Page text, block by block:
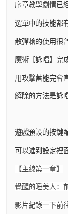
序章教學劇情已
選單中的技能都
散彈槍的使用很
魔術【詠唱】完
用攻擊蓄能完會
解除的方法是詠
遊戲預設的按鍵
可以進到設定裡
【主線第一章】
覺醒的睡美人：
影片紀錄一下前